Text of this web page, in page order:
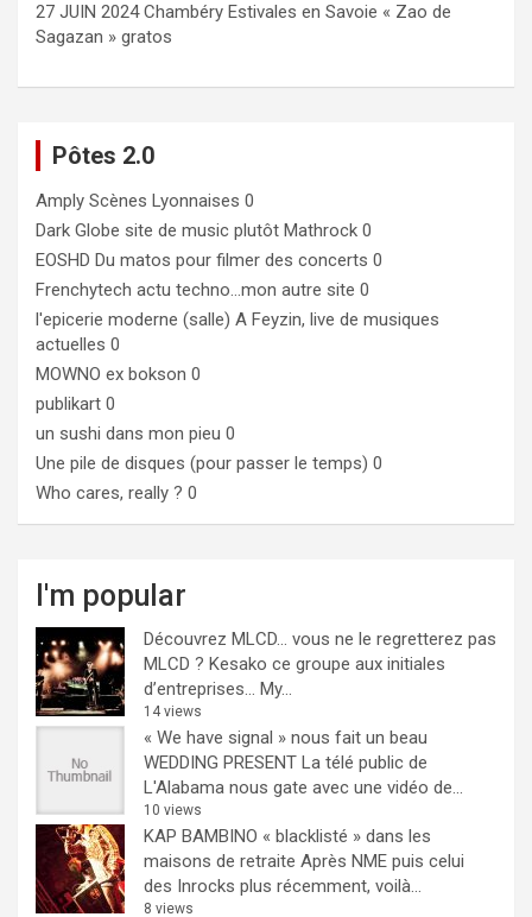
27 JUIN 2024 Chambéry Estivales en Savoie « Zao de
Sagazan » gratos
Pôtes 2.0
Amply Scènes Lyonnaises 0
Dark Globe site de music plutôt Mathrock 0
EOSHD Du matos pour filmer des concerts 0
Frenchytech actu techno…mon autre site 0
l'epicerie moderne (salle) A Feyzin, live de musiques
actuelles 0
MOWNO ex bokson 0
publikart 0
un sushi dans mon pieu 0
Une pile de disques (pour passer le temps) 0
Who cares, really ? 0
I'm popular
Découvrez MLCD… vous ne le regretterez pas
MLCD ? Kesako ce groupe aux initiales
d’entreprises… My...
14 views
« We have signal » nous fait un beau
WEDDING PRESENT La télé public de
L'Alabama nous gate avec une vidéo de...
10 views
KAP BAMBINO « blacklisté » dans les
maisons de retraite Après NME puis celui
des Inrocks plus récemment, voilà...
8 views